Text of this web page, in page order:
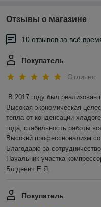
Отзывы о магазине
10 отзывов за всё
Покупатель
Отлично
В 2017 году был реализован
Высокая экономическая
тепла от конденсации
года, стабильность работы
Высокий профессионализм
Благодарю за сотрудничество,
Начальник участка
Богдевич Е.Я.
Покупатель